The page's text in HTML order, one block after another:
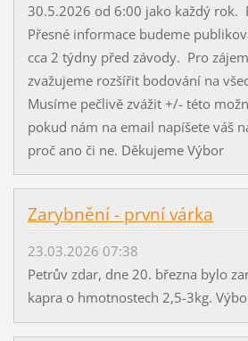
30.5.2026 od 6:00 jako každý rok.
Přesné informace budeme
cca 2 týdny před závody. Pro
zvažujeme rozšířit bodování na
Musíme pečlivě zvážit +/- této
pokud nám na email napíšete váš
proč ano či ne. Děkujeme Výbor
Zarybnění - první várka
23.03.2026 07:38
Petrův zdar, dne 20. března bylo
kapra o hmotnostech 2,5-3kg.